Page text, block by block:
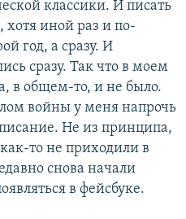
классики. И писать
хотя иной раз и по-
год, а сразу. И
сразу. Так что в моем
в общем-то, и не было.
войны у меня напрочь
Не из принципа,
то не приходили в
снова начали
в фейсбуке.